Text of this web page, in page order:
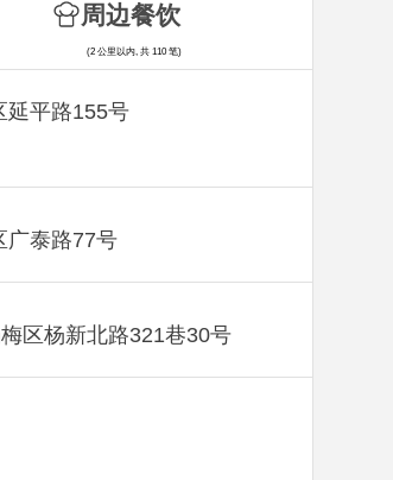
延平路155号
广泰路77号
区杨新北路321巷30号
周边餐饮
(2 公里以内, 共 110 笔)